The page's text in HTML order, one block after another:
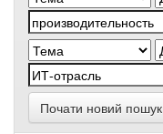
Почати новий пошук